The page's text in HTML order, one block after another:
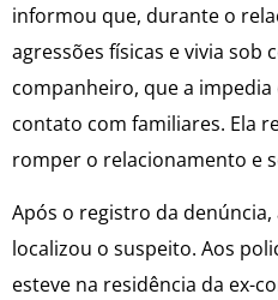
informou que, durante o
agressões físicas e vivia sob
companheiro, que a
contato com familiares. Ela
romper o relacionamento e
Após o registro da
localizou o suspeito. Aos
esteve na residência da ex-